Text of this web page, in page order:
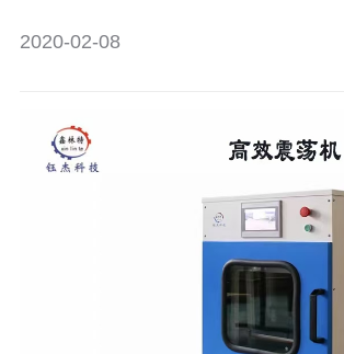
2020-02-08